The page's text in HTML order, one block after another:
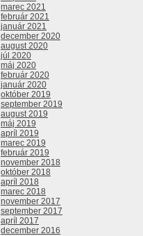
marec 2021
február 2021
január 2021
december 2020
august 2020
júl 2020
máj 2020
február 2020
január 2020
október 2019
september 2019
august 2019
máj 2019
apríl 2019
marec 2019
február 2019
november 2018
október 2018
apríl 2018
marec 2018
november 2017
september 2017
apríl 2017
december 2016